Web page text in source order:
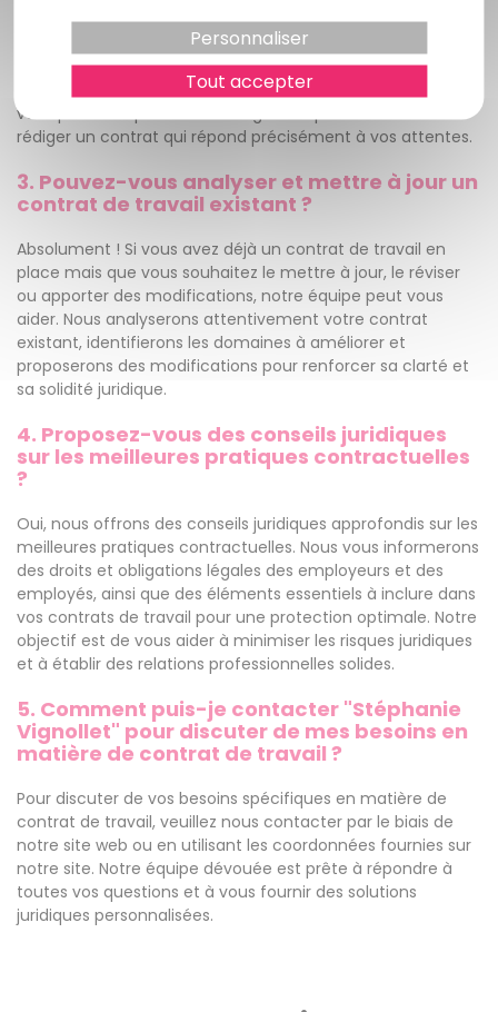
Nous pouvons rédiger tous les types de contrats de travail,
qu'il s'agisse de contrats à durée indéterminée (CDI), de
contrats à durée déterminée (CDD) ou de contrats
spécifiques. Nous travaillerons en étroite collaboration avec
vous pour comprendre vos exigences particulières et
rédiger un contrat qui répond précisément à vos attentes.
3. Pouvez-vous analyser et mettre à jour un
contrat de travail existant ?
Absolument ! Si vous avez déjà un contrat de travail en
place mais que vous souhaitez le mettre à jour, le réviser
ou apporter des modifications, notre équipe peut vous
aider. Nous analyserons attentivement votre contrat
existant, identifierons les domaines à améliorer et
proposerons des modifications pour renforcer sa clarté et
sa solidité juridique.
4. Proposez-vous des conseils juridiques
sur les meilleures pratiques contractuelles
?
Oui, nous offrons des conseils juridiques approfondis sur les
meilleures pratiques contractuelles. Nous vous informerons
des droits et obligations légales des employeurs et des
employés, ainsi que des éléments essentiels à inclure dans
vos contrats de travail pour une protection optimale. Notre
objectif est de vous aider à minimiser les risques juridiques
et à établir des relations professionnelles solides.
5. Comment puis-je contacter "Stéphanie
Vignollet" pour discuter de mes besoins en
matière de contrat de travail ?
Pour discuter de vos besoins spécifiques en matière de
contrat de travail, veuillez nous contacter par le biais de
notre site web ou en utilisant les coordonnées fournies sur
notre site. Notre équipe dévouée est prête à répondre à
toutes vos questions et à vous fournir des solutions
juridiques personnalisées.
Tout accepter
Personnaliser